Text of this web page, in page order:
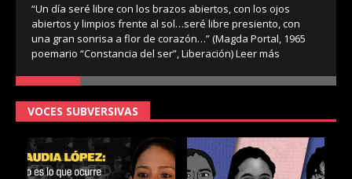
“Un día seré libre con los brazos abiertos, con los ojos
abiertos y limpios frente al sol…seré libre presiento, con
una gran sonrisa a flor de corazón…” (Magda Portal, 1965
poemario “Constancia del ser”, Liberación)Leer más
VOCES SUBVERSIVAS